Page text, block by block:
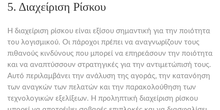
5. Διαχείριση Ρίσκου
Η διαχείριση ρίσκου είναι εξίσου σημαντική για την ποιότητα
του λογισμικού. Οι πάροχοι πρέπει να αναγνωρίζουν τους
πιθανούς κινδύνους που μπορεί να επηρεάσουν την ποιότητα
και να αναπτύσσουν στρατηγικές για την αντιμετώπισή τους.
Αυτό περιλαμβάνει την ανάλυση της αγοράς, την κατανόηση
των αναγκών των πελατών και την παρακολούθηση των
τεχνολογικών εξελίξεων. Η προληπτική διαχείριση ρίσκου